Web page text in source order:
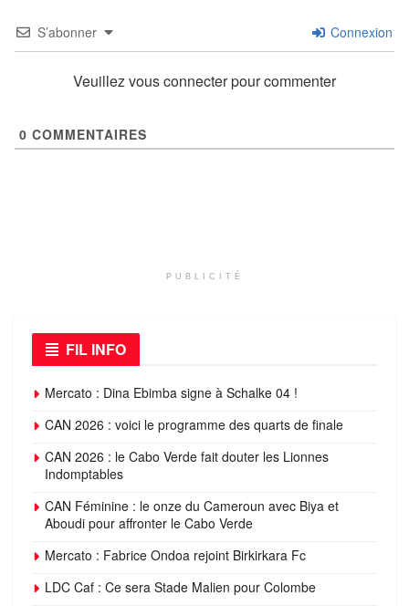
S’abonner Connexion
Veuillez vous connecter pour commenter
0 COMMENTAIRES
PUBLICITÉ
FIL INFO
Mercato : Dina Ebimba signe à Schalke 04 !
CAN 2026 : voici le programme des quarts de finale
CAN 2026 : le Cabo Verde fait douter les Lionnes
Indomptables
CAN Féminine : le onze du Cameroun avec Biya et
Aboudi pour affronter le Cabo Verde
Mercato : Fabrice Ondoa rejoint Birkirkara Fc
LDC Caf : Ce sera Stade Malien pour Colombe